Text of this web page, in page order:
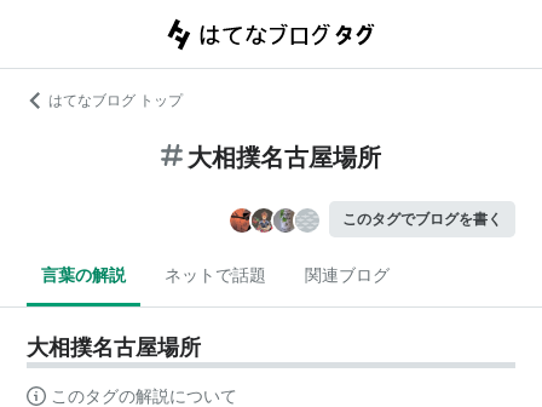
はてなブログ トップ
大相撲名古屋場所
このタグでブログを書く
言葉の解説 ネットで話題 関連ブログ
大相撲名古屋場所
このタグの解説について